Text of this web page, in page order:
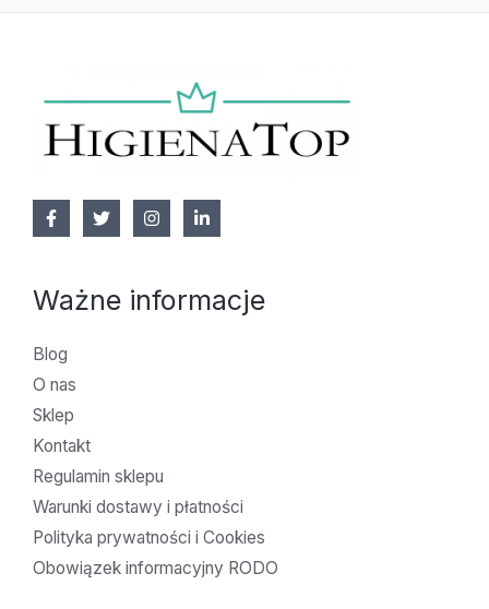
Ważne informacje
Blog
O nas
Sklep
Kontakt
Regulamin sklepu
Warunki dostawy i płatności
Polityka prywatności i Cookies
Obowiązek informacyjny RODO